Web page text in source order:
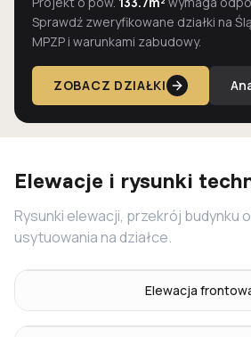
Sprawdź zweryfikowane działki na
MPZP i warunkami zabudowy.
ZOBACZ DZIAŁKI
Elewacje i rysunki
Rysunki elewacji, przekrój budynku
usytuowania na działce.
Elewacja